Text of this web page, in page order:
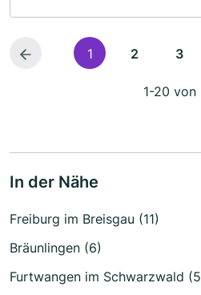
1 2 3
1-20 von
In der Nähe
Freiburg im Breisgau (11)
Bräunlingen (6)
Furtwangen im Schwarzwald